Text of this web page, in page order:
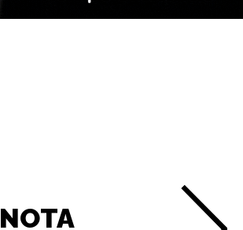
NOTA